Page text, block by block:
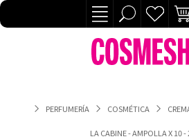
PERFUMERÍA COSMÉTICA
LA CABINE - AMPOLLA X 10 -